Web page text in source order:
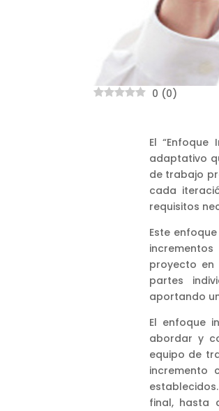
0 (0)
El
adaptativo
de trabajo
cada
requisitos
Este
proyecto en
partes
aportando
El enfoque
abordar y
equipo de
incremento
final, hasta